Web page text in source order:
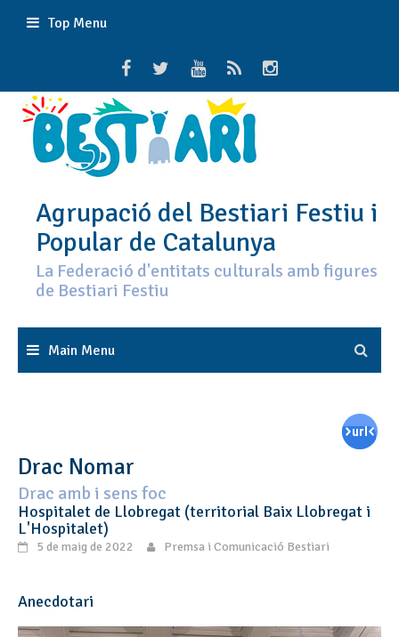
Top Menu
Agrupació del Bestiari Festiu i
Popular de Catalunya
La Federació d'entitats culturals amb figures
de Bestiari Festiu
Main Menu
Drac Nomar
Drac amb i sens foc
Hospitalet de Llobregat (territorial Baix Llobregat i
L'Hospitalet)
5 de maig de 2022 Premsa i Comunicació Bestiari
Anecdotari